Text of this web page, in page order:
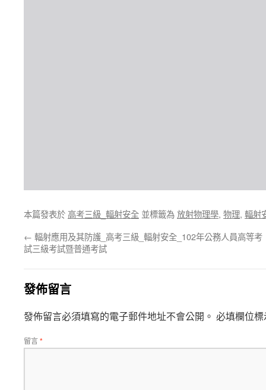
本篇發表於 高考三級_輻射安全 並標籤為放射物理學, 物理, 輻射
← 輻射應用及其防護_高考三級_輻射安全_102年公務人員高等考
試三級考試暨普通考試
發佈留言
發佈留言必須填寫的電子郵件地址不會公開。 必填欄位
留言*